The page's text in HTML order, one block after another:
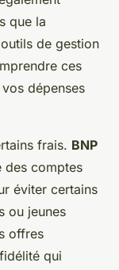
que la
de gestion
ces
dépenses
frais. BNP
des comptes
éviter certains
ou jeunes
offres
qui